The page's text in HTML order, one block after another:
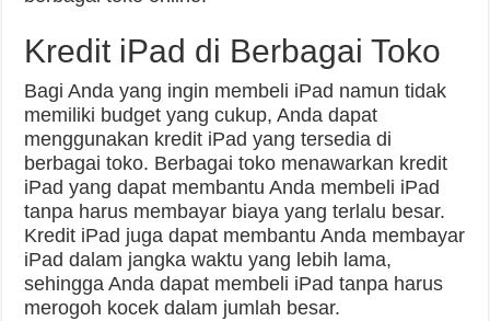
Kredit iPad di Berbagai Toko
Bagi Anda yang ingin membeli iPad namun tidak
memiliki budget yang cukup, Anda dapat
menggunakan kredit iPad yang tersedia di
berbagai toko. Berbagai toko menawarkan kredit
iPad yang dapat membantu Anda membeli iPad
tanpa harus membayar biaya yang terlalu besar.
Kredit iPad juga dapat membantu Anda membayar
iPad dalam jangka waktu yang lebih lama,
sehingga Anda dapat membeli iPad tanpa harus
merogoh kocek dalam jumlah besar.